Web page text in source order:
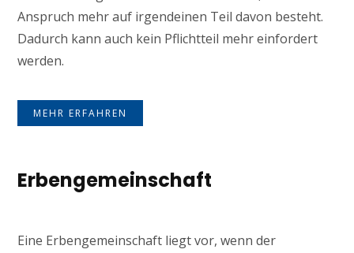
Anspruch mehr auf irgendeinen Teil davon besteht.
Dadurch kann auch kein Pflichtteil mehr einfordert
werden.
MEHR ERFAHREN
Erbengemeinschaft
Eine Erbengemeinschaft liegt vor, wenn der